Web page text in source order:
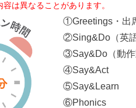
は異なることがあります。
①Greetings・出
②Sing&Do（英
③Say&Do（動作
④Say&Act
⑤Say&Learn
⑥Phonics